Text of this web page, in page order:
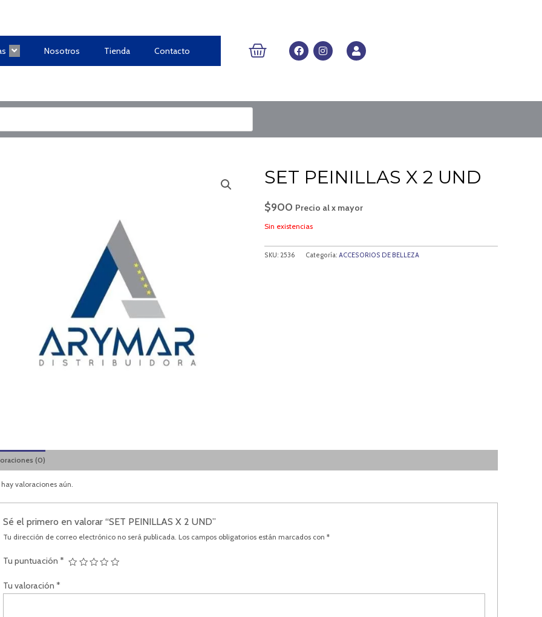
Nosotros Tienda Contacto CARRITO
F
a
c
o
I
n
s
r
U
s
e
SET PEINILLAS X 2 UND
$900 Precio al x mayor
Sin existencias
SKU: 2536 Categoría:ACCESORIOS DE BELLEZA
(0)
valoraciones aún.
Sé el primero en valorar “SET PEINILLAS X 2 UND”
Tu dirección de correo electrónico no será publicada. Los campos obligatorios están marcados con*
Tu puntuación*
Tu valoración*